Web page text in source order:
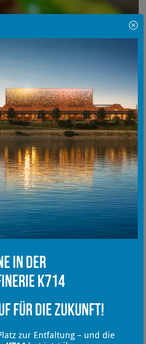
in der
K714
für die Zukunft!
zur Entfaltung – und die